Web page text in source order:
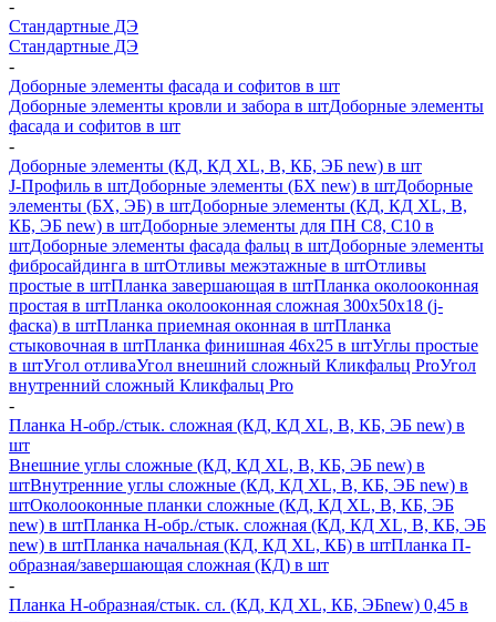
-
Стандартные ДЭ
Стандартные ДЭ
-
Доборные элементы фасада и софитов в шт
Доборные элементы кровли и забора в штДоборные элементы
фасада и софитов в шт
-
Доборные элементы (КД, КД XL, В, КБ, ЭБ new) в шт
J-Профиль в штДоборные элементы (БХ new) в штДоборные
элементы (БХ, ЭБ) в штДоборные элементы (КД, КД XL, В,
КБ, ЭБ new) в штДоборные элементы для ПН С8, С10 в
штДоборные элементы фасада фальц в штДоборные элементы
фибросайдинга в штОтливы межэтажные в штОтливы
простые в штПланка завершающая в штПланка околооконная
простая в штПланка околооконная сложная 300х50х18 (j-
фаска) в штПланка приемная оконная в штПланка
стыковочная в штПланка финишная 46х25 в штУглы простые
в штУгол отливаУгол внешний сложный Кликфальц ProУгол
внутренний сложный Кликфальц Pro
-
Планка H-обр./стык. сложная (КД, КД XL, В, КБ, ЭБ new) в
шт
Внешние углы сложные (КД, КД XL, В, КБ, ЭБ new) в
штВнутренние углы сложные (КД, КД XL, В, КБ, ЭБ new) в
штОколооконные планки сложные (КД, КД XL, В, КБ, ЭБ
new) в штПланка H-обр./стык. сложная (КД, КД XL, В, КБ, ЭБ
new) в штПланка начальная (КД, КД XL, КБ) в штПланка П-
образная/завершающая сложная (КД) в шт
-
Планка H-образная/стык. сл. (КД, КД XL, КБ, ЭБnew) 0,45 в